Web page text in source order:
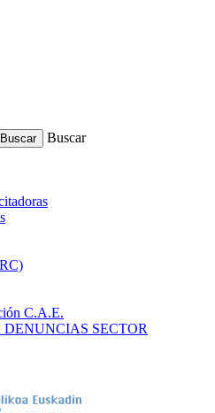
Buscar
C.A.E.
SECTOR